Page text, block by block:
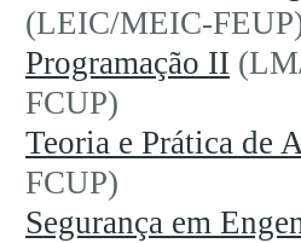
(LEIC/MEIC-
Programação II
FCUP)
Teoria e Prática de
FCUP)
Segurança em